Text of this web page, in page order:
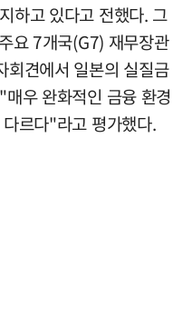
하고 있다고 전했다. 그
요 7개국(G7) 재무장관
회견에서 일본의 실질금
우 완화적인 금융 환경
르다"라고 평가했다.